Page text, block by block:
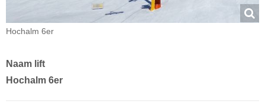
Hochalm 6er
Naam lift
Hochalm 6er